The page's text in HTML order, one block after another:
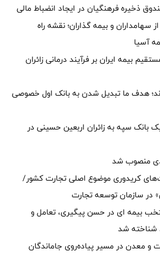
ذخیره فرهنگیان در ایجاد انضباط مالی
و بیمه گذاران؛ نقشه راه
آسیا
بیمه ایران بر فرآیند درمانی زائران
هدف ما تبدیل شدن به بانک اول خصوصی
سپه به زائران اربعین حسینی در
دی منصوب شد
کریدوری موضوع اصلی تجارت کشور/
در سازمان توسعه تجارت
بیمه ای در حسن پیگیری، تعامل و
شناخته شد
معدن در مسیر پیاده‌روی جاماندگان